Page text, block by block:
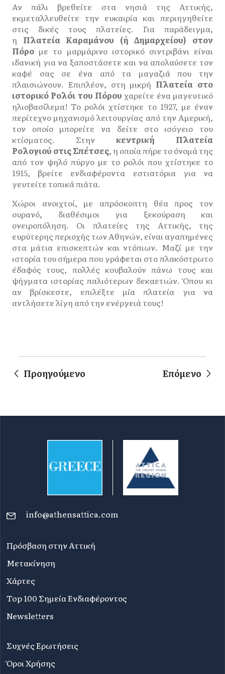
Αν πάλι βρεθείτε στα νησιά της Αττικής,
εκμεταλλευθείτε την ευκαιρία και περιηγηθείτε
στις δικές τους πλατείες. Για παράδειγμα,
η Πλατεία Καραμάνου (ή Δημαρχείου) στον
Πόρο με το μαρμάρινο ιστορικό σιντριβάνι είναι
ιδανική για να ξαποστάσετε και να απολαύσετε τον
καφέ σας σε ένα από τα μαγαζιά που την
πλαισιώνουν. Επιπλέον, στη μικρή Πλατεία στο
ιστορικό Ρολόι του Πόρου χαρείτε ένα μαγευτικό
ηλιοβασίλεμα! Το ρολόι χτίστηκε το 1927, με έναν
περίτεχνο μηχανισμό λειτουργίας από την Αμερική,
τον οποίο μπορείτε να δείτε στο ισόγειο του
κτίσματος. Στην κεντρική Πλατεία
Ρολογιού στις Σπέτσες, η οποία πήρε το όνομά της
από τον ψηλό πύργο με το ρολόι που χτίστηκε το
1915, βρείτε ενδιαφέροντα εστιατόρια για να
γευτείτε τοπικά πιάτα.
Χώροι ανοιχτοί, με απρόσκοπτη θέα προς τον
ουρανό, διαθέσιμοι για ξεκούραση και
ονειροπόληση. Οι πλατείες της Αττικής, της
ευρύτερης περιοχής των Αθηνών, είναι αγαπημένες
στα μάτια επισκεπτών και ντόπιων. Μαζί με την
ιστορία του σήμερα που γράφεται στο πλακόστρωτο
έδαφός τους, πολλές κουβαλούν πάνω τους και
ψήγματα ιστορίας παλιότερων δεκαετιών. Όπου κι
αν βρίσκεστε, επιλέξτε μία πλατεία για να
αντλήσετε λίγη από την ενέργειά τους!
Προηγούμενο Επόμενο
info@athensattica.com
Πρόσβαση στην Αττική
Μετακίνηση
Χάρτες
Top 100 Σημεία Ενδιαφέροντος
Newsletters
Συχνές Ερωτήσεις
Όροι Χρήσης